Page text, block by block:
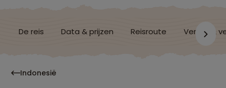
De reis Data & prijzen Reisroute Verblijf &
Indonesië